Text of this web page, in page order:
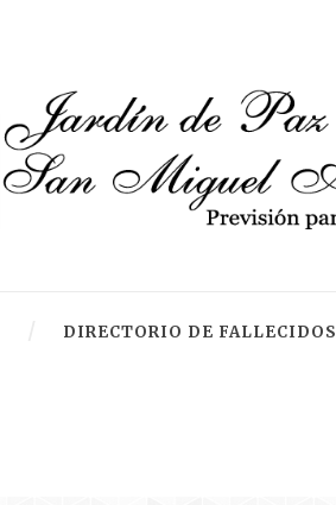
DIRECTORIO DE FALLECIDOS